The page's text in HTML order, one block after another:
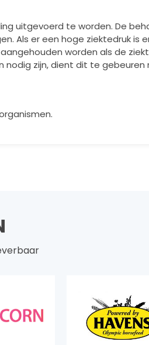
uitgevoerd te worden. De
Als er een hoge ziektedruk is
worden als de
nodig zijn, dient dit te